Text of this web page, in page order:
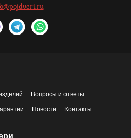
Вопросы и ответы
Новости Контакты